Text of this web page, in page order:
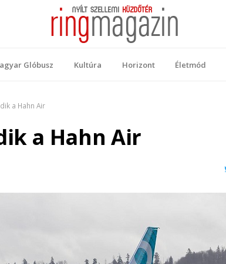
Glóbusz Kultúra Horizont Életmód
a Hahn Air
a Hahn Air